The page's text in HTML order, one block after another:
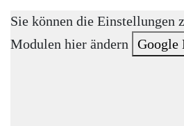
Sie können die Einstellungen
Modulen hier ändern
Google